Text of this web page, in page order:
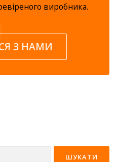
виробника.
З НАМИ